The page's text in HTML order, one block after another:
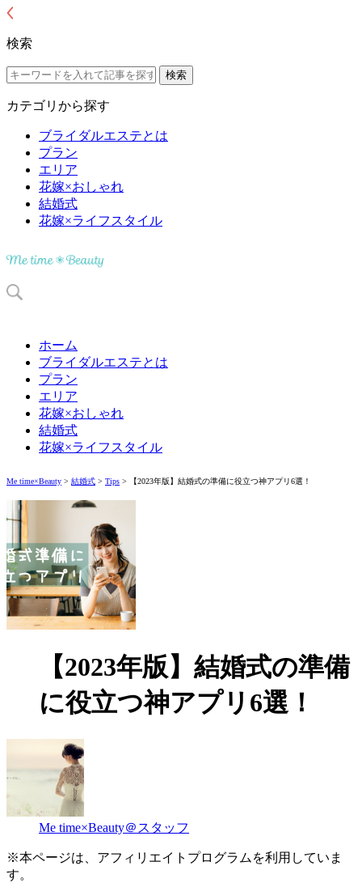
検索
カテゴリから探す
ブライダルエステとは
プラン
エリア
花嫁×おしゃれ
結婚式
花嫁×ライフスタイル
ホーム
ブライダルエステとは
プラン
エリア
花嫁×おしゃれ
結婚式
花嫁×ライフスタイル
Me time×Beauty > 結婚式 > Tips > 【2023年版】結婚式の準備に役立つ神アプリ6選！
【2023年版】結婚式の準備
に役立つ神アプリ6選！
Me time×Beauty＠スタッフ
※本ページは、アフィリエイトプログラムを利用していま
す。